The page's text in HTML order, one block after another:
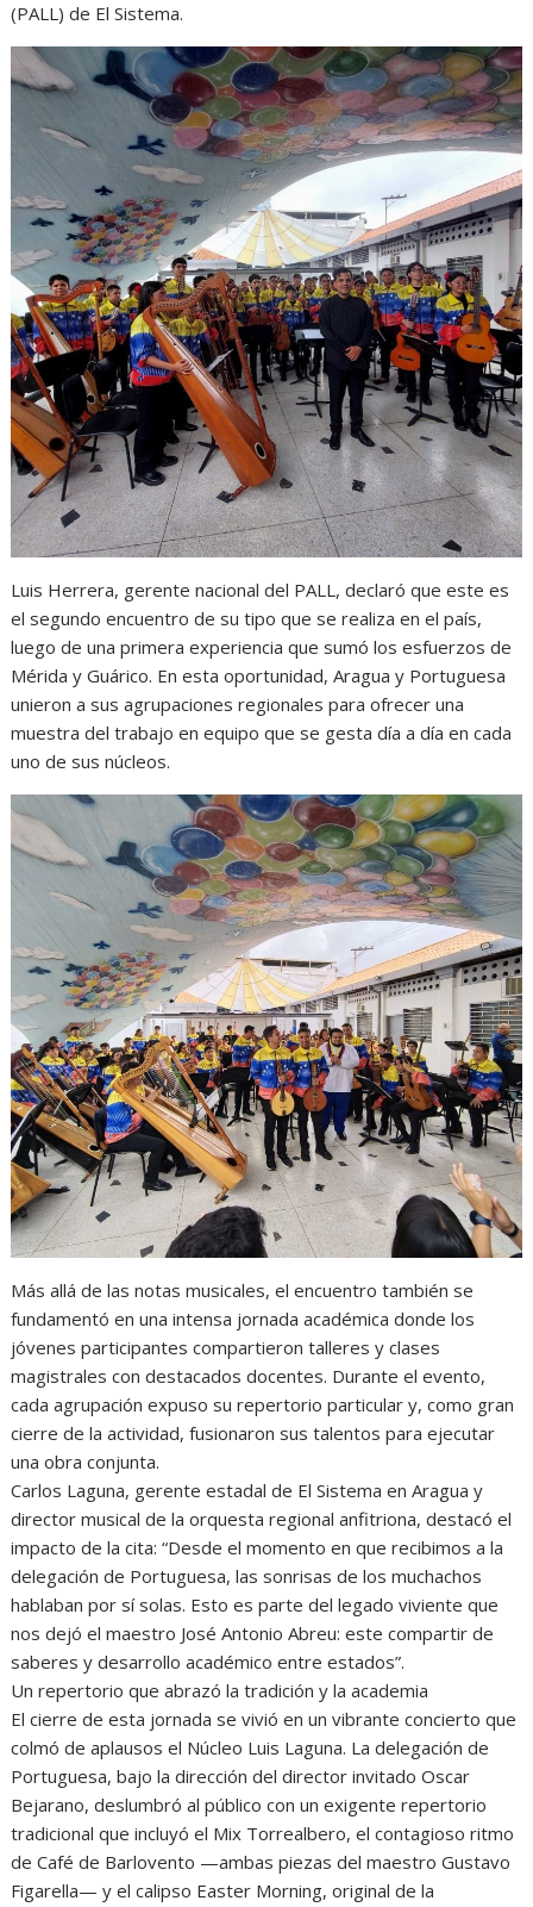
(PALL) de El Sistema.
Luis Herrera, gerente nacional del PALL, declaró que este es
el segundo encuentro de su tipo que se realiza en el país,
luego de una primera experiencia que sumó los esfuerzos de
Mérida y Guárico. En esta oportunidad, Aragua y Portuguesa
unieron a sus agrupaciones regionales para ofrecer una
muestra del trabajo en equipo que se gesta día a día en cada
uno de sus núcleos.
Más allá de las notas musicales, el encuentro también se
fundamentó en una intensa jornada académica donde los
jóvenes participantes compartieron talleres y clases
magistrales con destacados docentes. Durante el evento,
cada agrupación expuso su repertorio particular y, como gran
cierre de la actividad, fusionaron sus talentos para ejecutar
una obra conjunta.
Carlos Laguna, gerente estadal de El Sistema en Aragua y
director musical de la orquesta regional anfitriona, destacó el
impacto de la cita: “Desde el momento en que recibimos a la
delegación de Portuguesa, las sonrisas de los muchachos
hablaban por sí solas. Esto es parte del legado viviente que
nos dejó el maestro José Antonio Abreu: este compartir de
saberes y desarrollo académico entre estados”.
Un repertorio que abrazó la tradición y la academia
El cierre de esta jornada se vivió en un vibrante concierto que
colmó de aplausos el Núcleo Luis Laguna. La delegación de
Portuguesa, bajo la dirección del director invitado Oscar
Bejarano, deslumbró al público con un exigente repertorio
tradicional que incluyó el Mix Torrealbero, el contagioso ritmo
de Café de Barlovento —ambas piezas del maestro Gustavo
Figarella— y el calipso Easter Morning, original de la